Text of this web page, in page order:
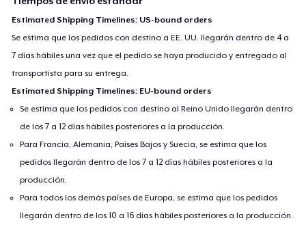
Estimated Shipping Timelines: US-bound orders
Se estima que los pedidos con destino a EE. UU. llegarán dentro de 4 a
7 días hábiles una vez que el pedido se haya producido y entregado al
transportista para su entrega.
Estimated Shipping Timelines: EU-bound orders
Se estima que los pedidos con destino al Reino Unido llegarán dentro
de los 7 a 12 días hábiles posteriores a la producción.
Para Francia, Alemania, Países Bajos y Suecia, se estima que los
pedidos llegarán dentro de los 7 a 12 días hábiles posteriores a la
producción.
Para todos los demás países de Europa, se estima que los pedidos
llegarán dentro de los 10 a 16 días hábiles posteriores a la producción.